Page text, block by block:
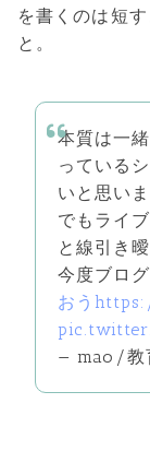
を書くのは短
と。
本質は一
っている
いと思い
でもライ
と線引き
今度ブロ
おう
— mao/教